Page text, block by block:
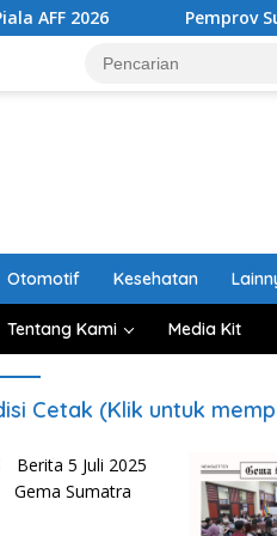
Pemprov Sumut
Otomotif Kesehatan
Tentang Kami Media Kit
Cetak (Klik untuk